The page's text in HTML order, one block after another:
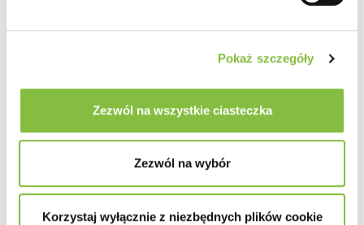
Pokaż szczegóły
Zezwól na wszystkie ciasteczka
Zezwól na wybór
Korzystaj wyłącznie z niezbędnych plików cookie